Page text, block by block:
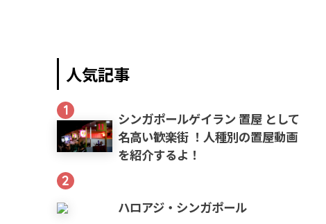
人気記事
1
シンガポールゲイラン 置屋 として
名高い歓楽街 ！人種別の置屋動画
を紹介するよ！
2
ハロアジ・シンガポール